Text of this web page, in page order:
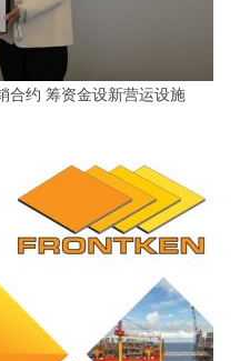
合约 筹资金设新营运设施